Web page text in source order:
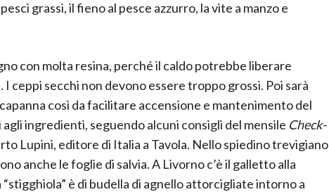
grassi, il fieno al pesce azzurro, la vite a manzo e
con molta resina, perché il caldo potrebbe liberare
I ceppi secchi non devono essere troppo grossi. Poi sarà
così da facilitare accensione e mantenimento del
ingredienti, seguendo alcuni consigli del mensile Check-
Lupini, editore di Italia a Tavola. Nello spiedino trevigiano
anche le foglie di salvia. A Livorno c’è il galletto alla
“stigghiola” è di budella di agnello attorcigliate intorno a